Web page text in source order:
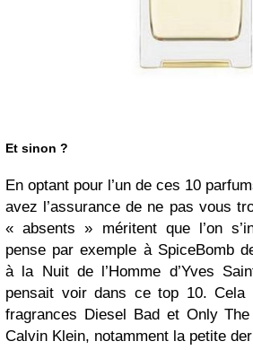
Et sinon ?
En optant pour l’un de ces 10
avez l’assurance de ne pas vous
« absents » méritent que l’on
pense par exemple à SpiceBomb
à la Nuit de l’Homme d’Yves
pensait voir dans ce top 10. Cela
fragrances Diesel Bad et Only
Calvin Klein, notamment la petite